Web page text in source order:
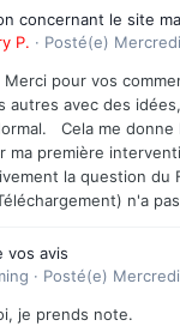
concernant le site
P. · Posté(e)
pour vos
autres avec des
Cela me donne
ma première
la question du
n'a
vos avis
· Posté(e)
je prends note.